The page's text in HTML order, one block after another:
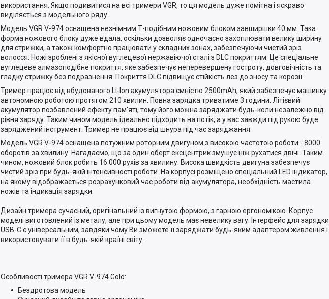
використання. Якщо подивитися на всі тримери VGR, то ця модель дуже помітна і яскраво
виділяється з модельного ряду.
Модель VGR V-974 оснащена незнімним Т-подібним ножовим блоком завширшки 40 мм. Така
форма ножового блоку дуже вдала, оскільки дозволяє одночасно захоплювати велику ширину
для стрижки, а також комфортно працювати у складних зонах, забезпечуючи чистий зріз
волосся. Ножі зроблені з якісної вуглецевої нержавіючої сталі з DLC покриттям. Це спеціальне
вуглецеве алмазоподібне покриття, яке забезпечує неперевершену гостроту, довговічність та
гладку стрижку без подразнення. Покриття DLC підвищує стійкість лез до зносу та корозії.
Тример працює від вбудованого Li-Ion акумулятора ємністю 2500mAh, який забезпечує машинку
автономною роботою протягом 210 хвилин. Повна зарядка триватиме 3 години. Літієвий
акумулятор позбавлений ефекту пам'яті, тому його можна заряджати будь-коли незалежно від
рівня заряду. Таким чином модель ідеально підходить на потік, а у вас завжди під рукою буде
заряджений інструмент. Тример не працює від шнура під час заряджання.
Модель VGR V-974 оснащена потужним роторним двигуном з високою частотою роботи - 8000
оборотів за хвилину. Нагадаємо, що за один оберт ексцентрик змушує ніж рухатися двічі. Таким
чином, ножовий блок робить 16 000 рухів за хвилину. Висока швидкість двигуна забезпечує
чистий зріз при будь-якій інтенсивності роботи. На корпусі розміщено спеціальний LED індикатор,
на якому відображається розрахунковий час роботи від акумулятора, необхідність мастила
ножів та індикація зарядки.
Дизайн тримера сучасний, оригінальний із вигнутою формою, з гарною ергономікою. Корпус
моделі виготовлений із металу, але при цьому модель має невелику вагу. Інтерфейс для зарядки
USB-C є універсальним, завдяки чому Ви зможете її заряджати будь-яким адаптером живлення і
використовувати її в будь-якій країні світу.
Особливості тримера VGR V-974 Gold:
Бездротова модель